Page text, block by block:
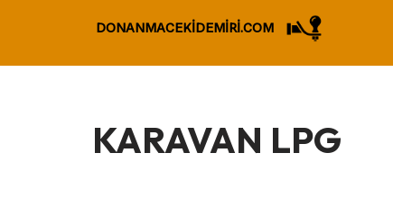
DONANMACEKİDEMİRİ.COM
KARAVAN LPG